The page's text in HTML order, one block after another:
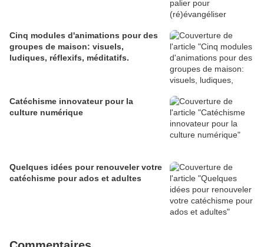
Cinq modules d'animations pour des
groupes de maison: visuels,
ludiques, réflexifs, méditatifs.
Catéchisme innovateur pour la
culture numérique
Quelques idées pour renouveler votre
catéchisme pour ados et adultes